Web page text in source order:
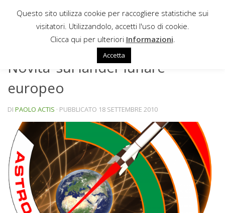
Sotto il contenuto
Novita’ sul lander lunare
europeo
DI PAOLO ACTIS · PUBBLICATO 18 SETTEMBRE 2010
Questo sito utilizza cookie per raccogliere statistiche sui
visitatori. Utilizzandolo, accetti l'uso di cookie.
Clicca qui per ulteriori Informazioni
Accetta